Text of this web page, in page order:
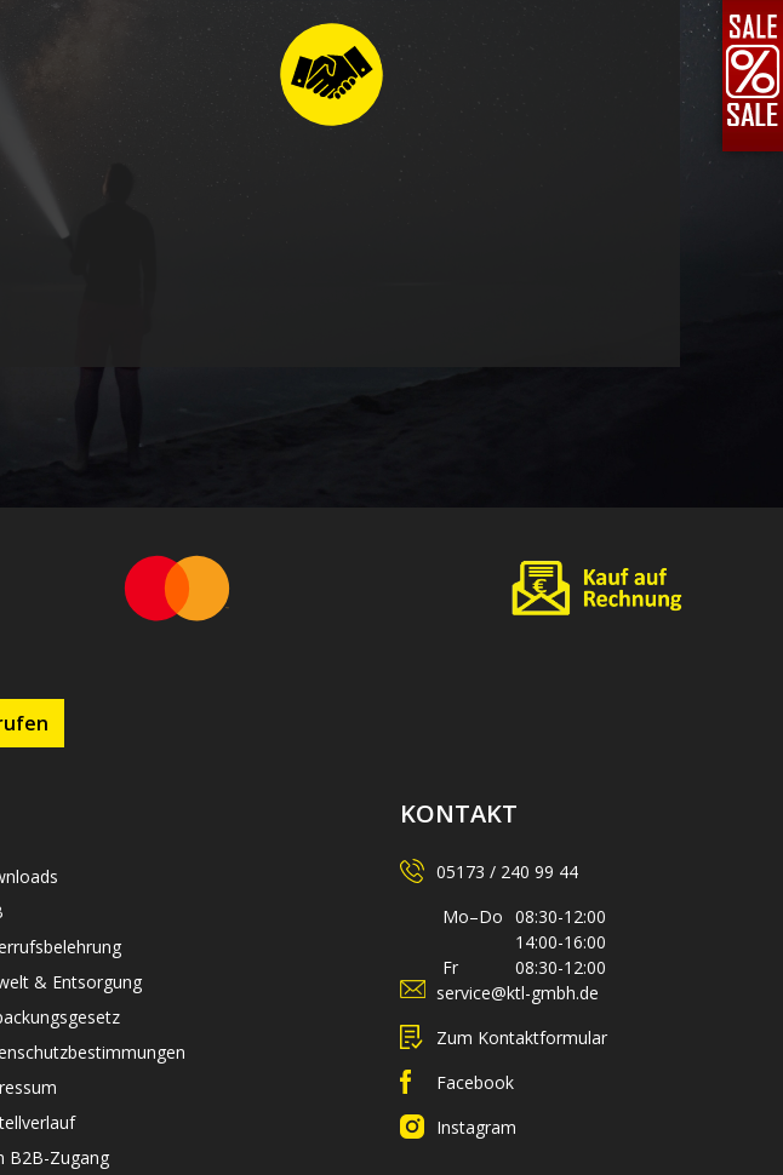
& Entsorgung
B2B-Zugang
KONTAKT
05173 / 240 99 44
Mo–Do 08:30-12:00
14:00-16:00
Fr
08:30-12:00
service@ktl-gmbh.de
Zum Kontaktformular
Facebook
Instagram